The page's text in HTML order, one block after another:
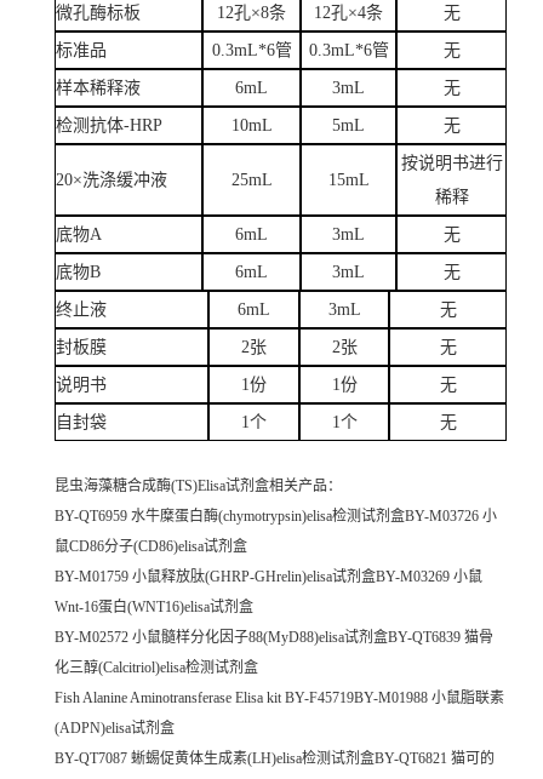
微孔酶标板 12孔×8条 12孔×4条 无
标准品 0.3mL*6管 0.3mL*6管 无
样本稀释液 6mL 3mL 无
检测抗体-HRP 10mL 5mL 无
20×洗涤缓冲液 25mL 15mL
按说明书进行
稀释
底物A 6mL 3mL 无
底物B 6mL 3mL 无
终止液 6mL 3mL 无
封板膜 2张 2张 无
说明书 1份 1份 无
自封袋 1个 1个 无
昆虫海藻糖合成酶(TS)Elisa试剂盒相关产品：
BY-QT6959 水牛糜蛋白酶(chymotrypsin)elisa检测试剂盒BY-M03726 小
鼠CD86分子(CD86)elisa试剂盒
BY-M01759 小鼠释放肽(GHRP-GHrelin)elisa试剂盒BY-M03269 小鼠
Wnt-16蛋白(WNT16)elisa试剂盒
BY-M02572 小鼠髓样分化因子88(MyD88)elisa试剂盒BY-QT6839 猫骨
化三醇(Calcitriol)elisa检测试剂盒
Fish Alanine Aminotransferase Elisa kit BY-F45719BY-M01988 小鼠脂联素
(ADPN)elisa试剂盒
BY-QT7087 蜥蜴促黄体生成素(LH)elisa检测试剂盒BY-QT6821 猫可的